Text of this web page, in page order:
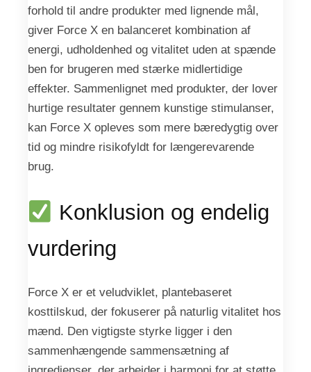
forhold til andre produkter med lignende mål,
giver Force X en balanceret kombination af
energi, udholdenhed og vitalitet uden at spænde
ben for brugeren med stærke midlertidige
effekter. Sammenlignet med produkter, der lover
hurtige resultater gennem kunstige stimulanser,
kan Force X opleves som mere bæredygtig over
tid og mindre risikofyldt for længerevarende
brug.
Konklusion og endelig
vurdering
Force X er et veludviklet, plantebaseret
kosttilskud, der fokuserer på naturlig vitalitet hos
mænd. Den vigtigste styrke ligger i den
sammenhængende sammensætning af